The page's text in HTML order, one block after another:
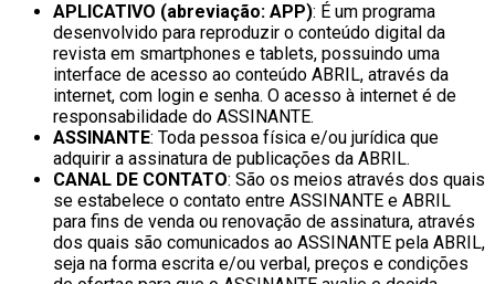
APLICATIVO (abreviação: APP): É um programa
desenvolvido para reproduzir o conteúdo digital da
revista em smartphones e tablets, possuindo uma
interface de acesso ao conteúdo ABRIL, através da
internet, com login e senha. O acesso à internet é de
responsabilidade do ASSINANTE.
ASSINANTE: Toda pessoa física e/ou jurídica que
adquirir a assinatura de publicações da ABRIL.
CANAL DE CONTATO: São os meios através dos quais
se estabelece o contato entre ASSINANTE e ABRIL
para fins de venda ou renovação de assinatura, através
dos quais são comunicados ao ASSINANTE pela ABRIL,
seja na forma escrita e/ou verbal, preços e condições